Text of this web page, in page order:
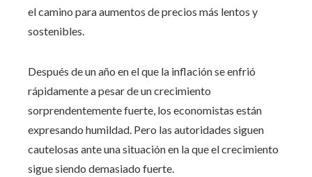
el camino para aumentos de precios más lentos y
sostenibles.
Después de un año en el que la inflación se enfrió
rápidamente a pesar de un crecimiento
sorprendentemente fuerte, los economistas están
expresando humildad. Pero las autoridades siguen
cautelosas ante una situación en la que el crecimiento
sigue siendo demasiado fuerte.